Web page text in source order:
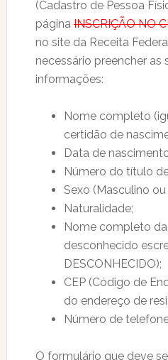
(Cadastro de Pessoa
página INSCRIÇÃO NO
no site da Receita
necessário preencher as
informações:
Nome completo
certidão de
Data de
Número do título
Sexo (Masculino ou
Naturalidade;
Nome completo
desconhecido
DESCONHECIDO);
CEP (Código de
do endereço de
Número de
O formulário que deve